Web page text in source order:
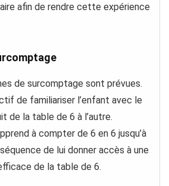
afin de rendre cette expérience
de surcomptage sont prévues.
de familiariser l’enfant avec le
de la table de 6 à l’autre.
à compter de 6 en 6 jusqu’à
de lui donner accès à une
de la table de 6.